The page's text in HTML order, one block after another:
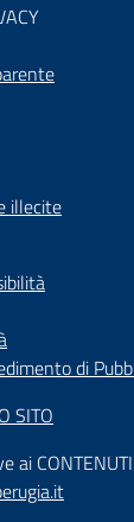
illecite
di
SITO
ai